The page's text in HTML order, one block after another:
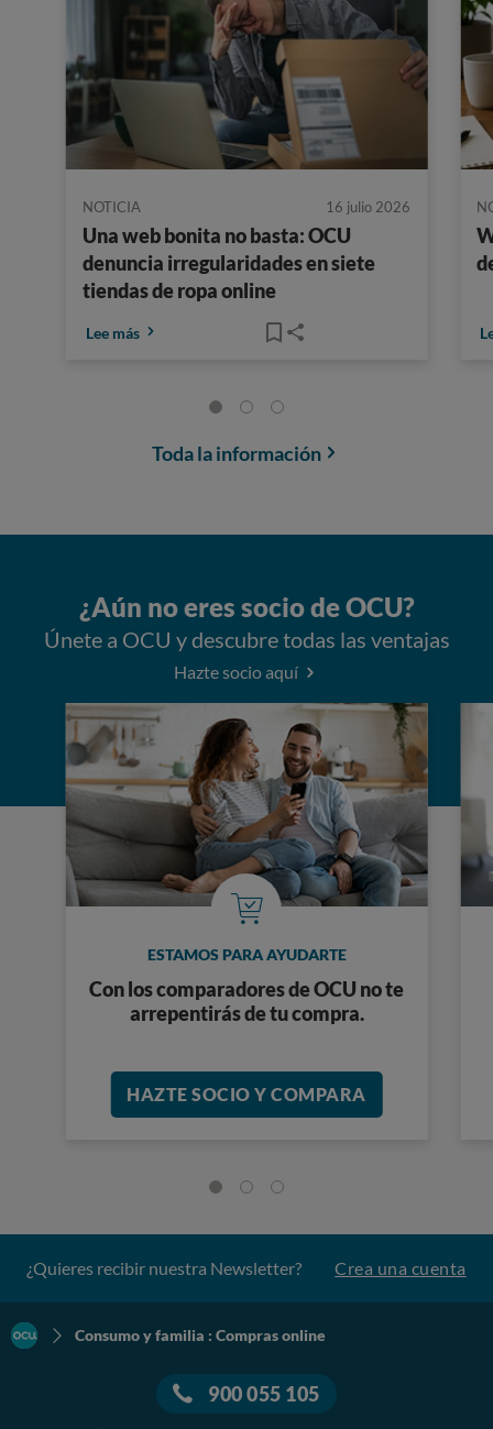
NOTICIA 16 julio 2026
Una web bonita no basta: OCU
denuncia irregularidades en siete
tiendas de ropa online
Lee más
Toda la información
¿Aún no eres socio de OCU?
Únete a OCU y descubre todas las ventajas
Hazte socio aquí
ESTAMOS PARA AYUDARTE
Con los comparadores de OCU no te
arrepentirás de tu compra.
HAZTE SOCIO Y COMPARA
¿Quieres recibir nuestra Newsletter? Crea una cuenta
Consumo y familia : Compras online
900 055 105